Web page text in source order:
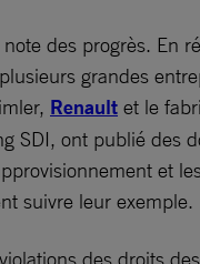
des progrès. En
grandes
Renault et le
SDI, ont publié des
et
suivre leur exemple.
des droits